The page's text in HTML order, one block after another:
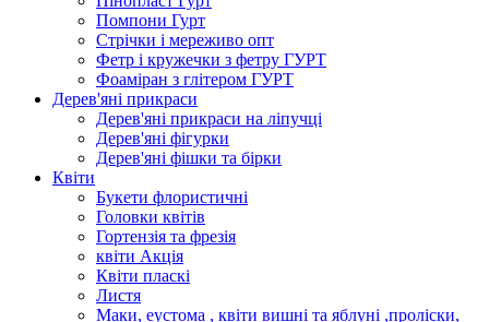
Помпони Гурт
Стрічки і мереживо опт
Фетр і кружечки з фетру ГУРТ
Фоаміран з глітером ГУРТ
Дерев'яні прикраси
Дерев'яні прикраси на ліпучці
Дерев'яні фігурки
Дерев'яні фішки та бірки
Квіти
Букети флористичні
Головки квітів
Гортензія та фрезія
квіти Акція
Квіти пласкі
Листя
Маки, еустома , квіти вишні та яблуні ,проліски,